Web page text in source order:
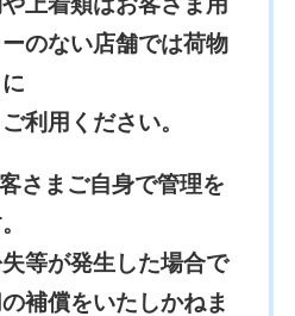
のない店舗では荷物
利用ください。
さまご自身で管理を
等が発生した場合で
補償をいたしかねま